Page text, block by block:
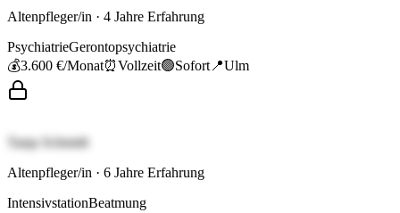
Altenpfleger/in · 4 Jahre Erfahrung
PsychiatrieGerontopsychiatrie
💰3.600 €/Monat⏰Vollzeit🟢Sofort 📍Ulm
Tanja Schmidt
Altenpfleger/in · 6 Jahre Erfahrung
IntensivstationBeatmung